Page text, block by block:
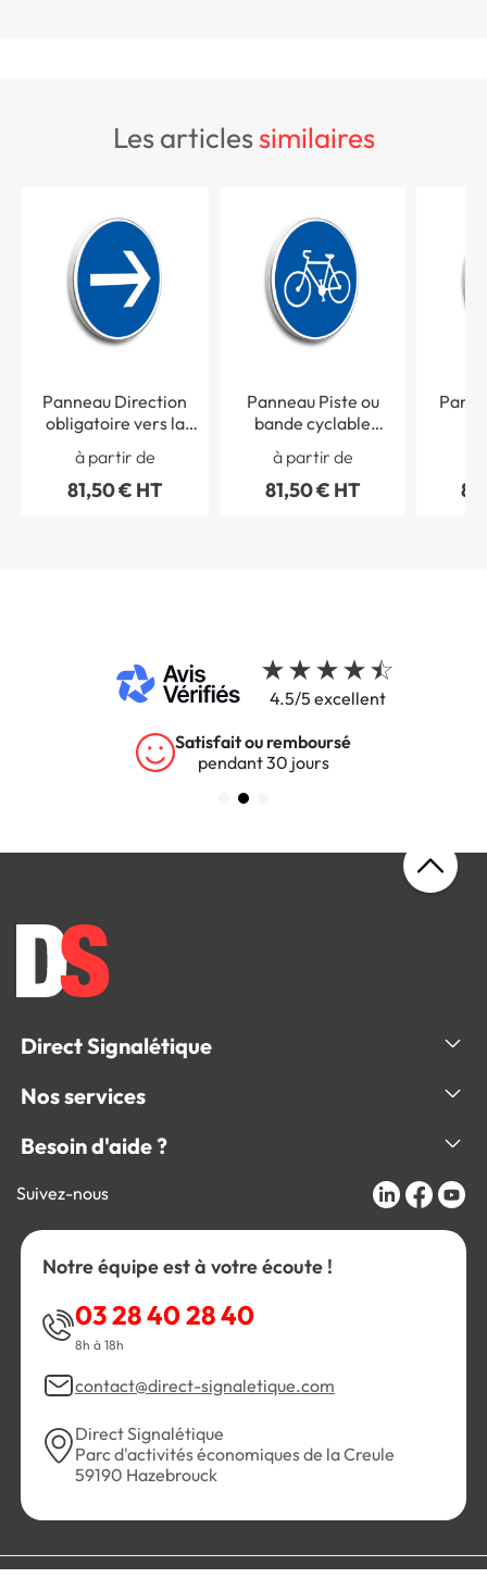
les articlessimilaires
Panneau Direction
obligatoire vers la
droite - B21-1
à partir de
81,50 € HT
Panneau Piste ou
bande cyclable
obligatoire - B22a
à partir de
81,50 € HT
4.5/5 excellent
Satisfait ou remboursé
pendant 30 jours
Direct Signalétique
Nos services
Besoin d'aide ?
Suivez-nous
Notre équipe est à votre écoute !
03 28 40 28 40
8h à 18h
contact@direct-signaletique.com
Direct Signalétique
Parc d'activités économiques de la Creule
59190 Hazebrouck